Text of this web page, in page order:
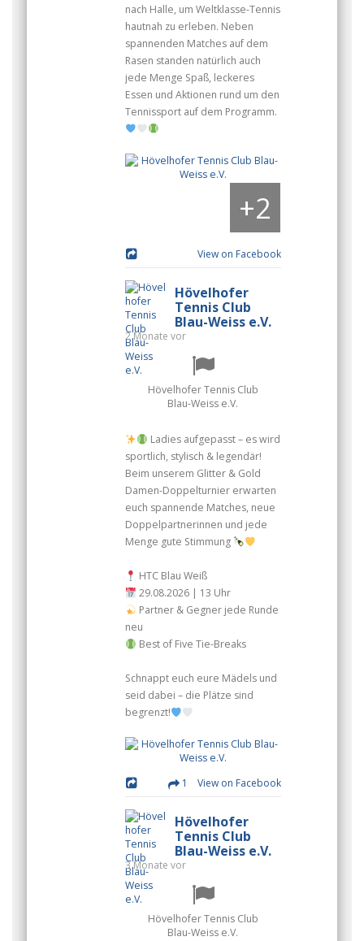
nach Halle, um Weltklasse-Tennis
hautnah zu erleben. Neben
spannenden Matches auf dem
Rasen standen natürlich auch
jede Menge Spaß, leckeres
Essen und Aktionen rund um den
Tennissport auf dem Programm.
+2
View on Facebook
Hövelhofer
Tennis Club
Blau-Weiss e.V.
2 Monate vor
Hövelhofer Tennis Club
Blau-Weiss e.V.
Ladies aufgepasst – es wird
sportlich, stylisch & legendär!
Beim unserem Glitter & Gold
Damen-Doppelturnier erwarten
euch spannende Matches, neue
Doppelpartnerinnen und jede
Menge gute Stimmung
HTC Blau Weiß
29.08.2026 | 13 Uhr
Partner & Gegner jede Runde
neu
Best of Five Tie-Breaks
Schnappt euch eure Mädels und
seid dabei – die Plätze sind
begrenzt!
1 View on Facebook
Hövelhofer
Tennis Club
Blau-Weiss e.V.
3 Monate vor
Hövelhofer Tennis Club
Blau-Weiss e.V.